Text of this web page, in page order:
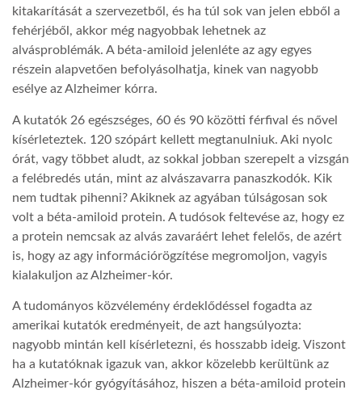
kitakarítását a szervezetből, és ha túl sok van jelen ebből a
fehérjéből, akkor még nagyobbak lehetnek az
alvásproblémák. A béta-amiloid jelenléte az agy egyes
részein alapvetően befolyásolhatja, kinek van nagyobb
esélye az Alzheimer kórra.
A kutatók 26 egészséges, 60 és 90 közötti férfival és nővel
kísérleteztek. 120 szópárt kellett megtanulniuk. Aki nyolc
órát, vagy többet aludt, az sokkal jobban szerepelt a vizsgán
a felébredés után, mint az alvászavarra panaszkodók. Kik
nem tudtak pihenni? Akiknek az agyában túlságosan sok
volt a béta-amiloid protein. A tudósok feltevése az, hogy ez
a protein nemcsak az alvás zavaráért lehet felelős, de azért
is, hogy az agy információrögzítése megromoljon, vagyis
kialakuljon az Alzheimer-kór.
A tudományos közvélemény érdeklődéssel fogadta az
amerikai kutatók eredményeit, de azt hangsúlyozta:
nagyobb mintán kell kísérletezni, és hosszabb ideig. Viszont
ha a kutatóknak igazuk van, akkor közelebb kerültünk az
Alzheimer-kór gyógyításához, hiszen a béta-amiloid protein